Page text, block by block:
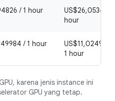
/ 1 hour
US$26,053434
hour
/ 1 hour
1 hour
karena jenis instance ini
GPU yang tetap.